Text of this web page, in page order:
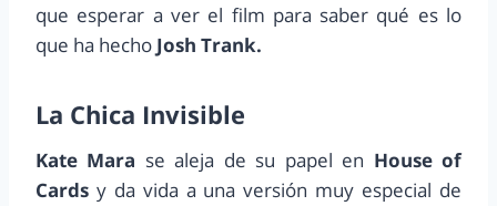
que esperar a ver el film para saber qué es lo
que ha hecho Josh Trank.
La Chica Invisible
Kate Mara se aleja de su papel en House of
Cards y da vida a una versión muy especial de